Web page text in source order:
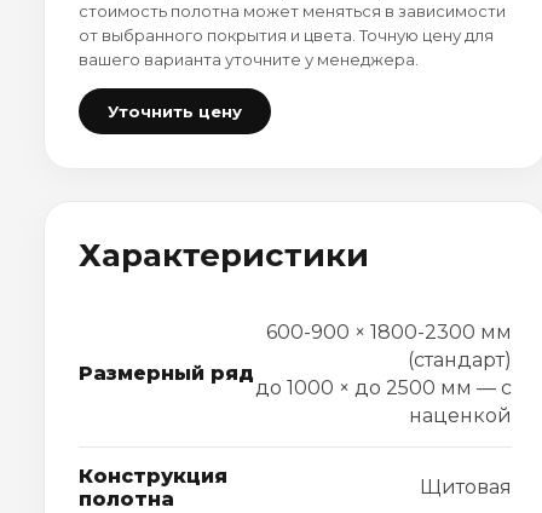
стоимость полотна может меняться в зависимости
от выбранного покрытия и цвета. Точную цену для
вашего варианта уточните у менеджера.
Уточнить цену
Характеристики
Размерный ряд
600-900 × 1800-2300 мм
(стандарт)
до 1000 × до 2500 мм — с
наценкой
Конструкция
полотна
Щитовая